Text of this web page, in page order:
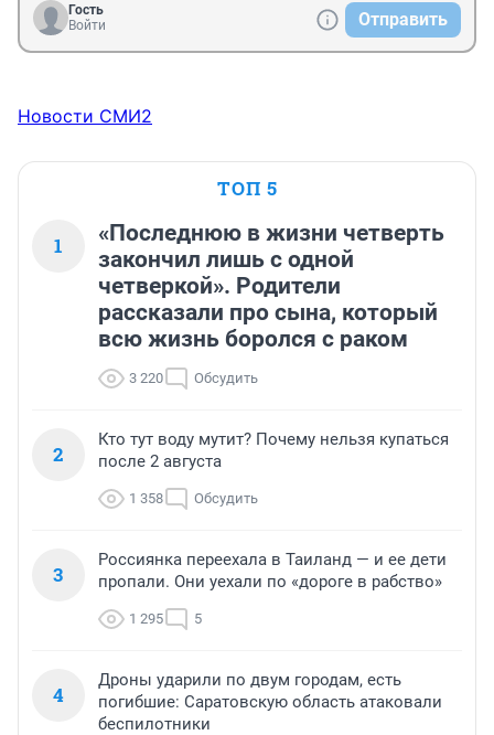
Гость
Войти
Отправить
Новости СМИ2
ТОП 5
1
«Последнюю в жизни четверть
закончил лишь с одной
четверкой». Родители
рассказали про сына, который
всю жизнь боролся с раком
3 220 Обсудить
2
Кто тут воду мутит? Почему нельзя купаться
после 2 августа
1 358 Обсудить
3
Россиянка переехала в Таиланд — и ее дети
пропали. Они уехали по «дороге в рабство»
1 295 5
4
Дроны ударили по двум городам, есть
погибшие: Саратовскую область атаковали
беспилотники